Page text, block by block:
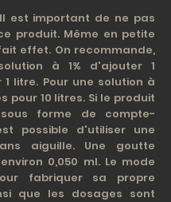
est important de ne pas
produit. Même en petite
effet. On recommande,
à 1% d'ajouter 1
litre. Pour une solution à
pour 10 litres. Si le produit
forme de compte-
possible d'utiliser une
aiguille. Une goutte
0,050 ml. Le mode
fabriquer sa propre
que les dosages sont